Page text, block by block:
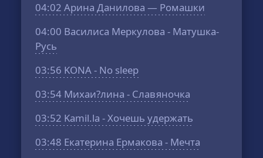
04:02 Арина Данилова — Ромашки
04:00 Василиса Меркулова - Матушка-
Русь
03:56 KONA - No sleep
03:54 Михаи?лина - Славяночка
03:52 Kamil.la - Хочешь удержать
03:48 Екатерина Ермакова - Мечта